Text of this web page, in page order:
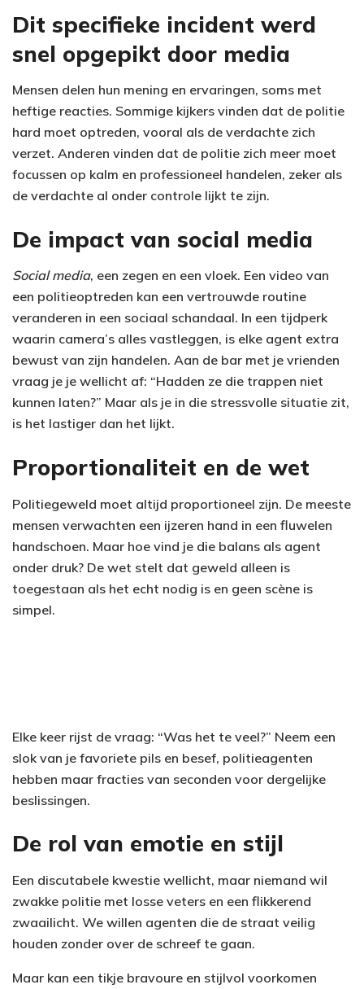
Dit specifieke incident werd
snel opgepikt door media
Mensen delen hun mening en ervaringen, soms met
heftige reacties. Sommige kijkers vinden dat de politie
hard moet optreden, vooral als de verdachte zich
verzet. Anderen vinden dat de politie zich meer moet
focussen op kalm en professioneel handelen, zeker als
de verdachte al onder controle lijkt te zijn.
De impact van social media
Social media, een zegen en een vloek. Een video van
een politieoptreden kan een vertrouwde routine
veranderen in een sociaal schandaal. In een tijdperk
waarin camera’s alles vastleggen, is elke agent extra
bewust van zijn handelen. Aan de bar met je vrienden
vraag je je wellicht af: “Hadden ze die trappen niet
kunnen laten?” Maar als je in die stressvolle situatie zit,
is het lastiger dan het lijkt.
Proportionaliteit en de wet
Politiegeweld moet altijd proportioneel zijn. De meeste
mensen verwachten een ijzeren hand in een fluwelen
handschoen. Maar hoe vind je die balans als agent
onder druk? De wet stelt dat geweld alleen is
toegestaan als het echt nodig is en geen scène is
simpel.
Elke keer rijst de vraag: “Was het te veel?” Neem een
slok van je favoriete pils en besef, politieagenten
hebben maar fracties van seconden voor dergelijke
beslissingen.
De rol van emotie en stijl
Een discutabele kwestie wellicht, maar niemand wil
zwakke politie met losse veters en een flikkerend
zwaailicht. We willen agenten die de straat veilig
houden zonder over de schreef te gaan.
Maar kan een tikje bravoure en stijlvol voorkomen